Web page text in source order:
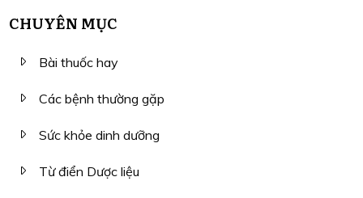
CHUYÊN MỤC
Bài thuốc hay
Các bệnh thường gặp
Sức khỏe dinh dưỡng
Từ điển Dược liệu